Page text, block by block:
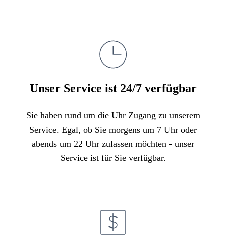
Unser Service ist 24/7 verfügbar
Sie haben rund um die Uhr Zugang zu unserem
Service. Egal, ob Sie morgens um 7 Uhr oder
abends um 22 Uhr zulassen möchten - unser
Service ist für Sie verfügbar.